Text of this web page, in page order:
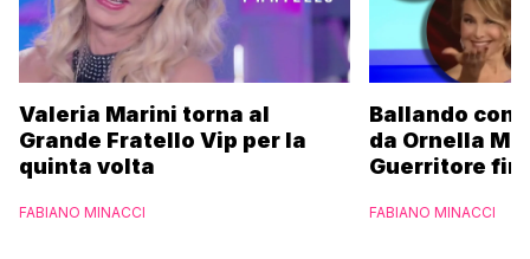
Valeria Marini torna al
Grande Fratello Vip per la
quinta volta
FABIANO MINACCI
Ballando con
da Ornella
Guerritore
l’esclusiva di
FABIANO MINACCI